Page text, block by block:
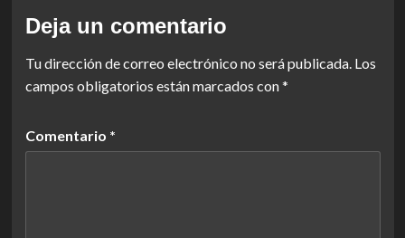
Deja un comentario
Tu dirección de correo electrónico no será publicada. Los
campos obligatorios están marcados con*
Comentario *